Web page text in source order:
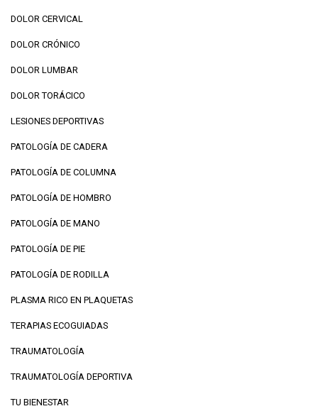
DOLOR CERVICAL
DOLOR CRÓNICO
DOLOR LUMBAR
DOLOR TORÁCICO
LESIONES DEPORTIVAS
PATOLOGÍA DE CADERA
PATOLOGÍA DE COLUMNA
PATOLOGÍA DE HOMBRO
PATOLOGÍA DE MANO
PATOLOGÍA DE PIE
PATOLOGÍA DE RODILLA
PLASMA RICO EN PLAQUETAS
TERAPIAS ECOGUIADAS
TRAUMATOLOGÍA
TRAUMATOLOGÍA DEPORTIVA
TU BIENESTAR